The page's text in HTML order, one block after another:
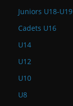
Juniors U18-U19
Cadets U16
U14
U12
U10
U8